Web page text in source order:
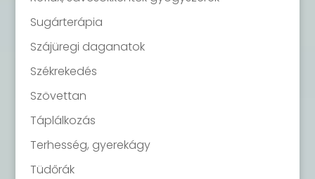
Sugárterápia
Szájüregi daganatok
Székrekedés
Szövettan
Táplálkozás
Terhesség, gyerekágy
Tüdőrák